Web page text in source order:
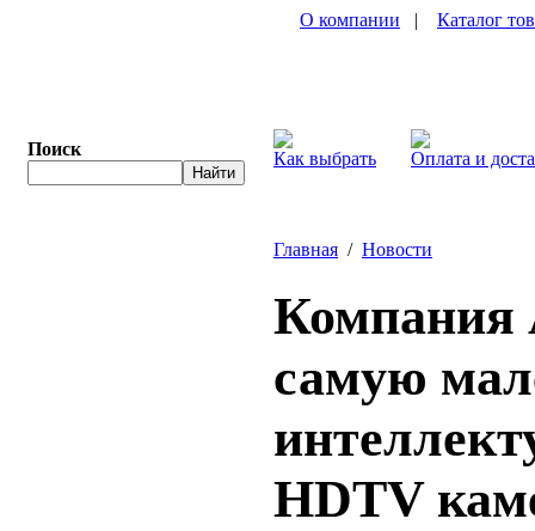
Поиск
О компании | Каталог
Как выбрать Оплата и
Главная / Новости
Компания
самую
HDTV